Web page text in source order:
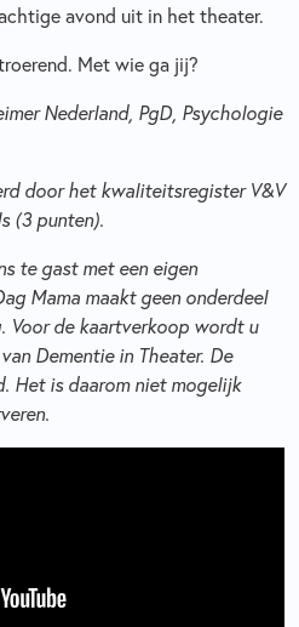
avond uit in het theater.
Met wie ga jij?
Nederland, PgD, Psychologie
door het kwaliteitsregister V&V
(3 punten).
te gast met een eigen
Mama maakt geen onderdeel
Voor de kaartverkoop wordt u
Dementie in Theater. De
Het is daarom niet mogelijk